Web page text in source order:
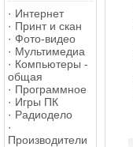
· Интернет
· Принт и скан
· Фото-видео
· Мультимедиа
· Компьютеры -
общая
· Программное
· Игры ПК
· Радиодело
·
Производители